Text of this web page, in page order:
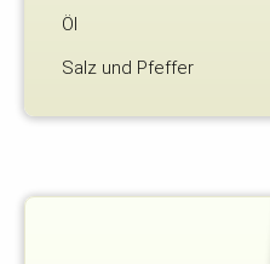
Öl
Salz und Pfeffer